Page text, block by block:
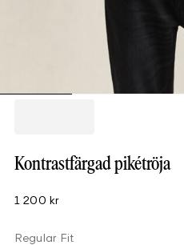
Kontrastfärgad pikétröja
1 200 kr
Regular Fit